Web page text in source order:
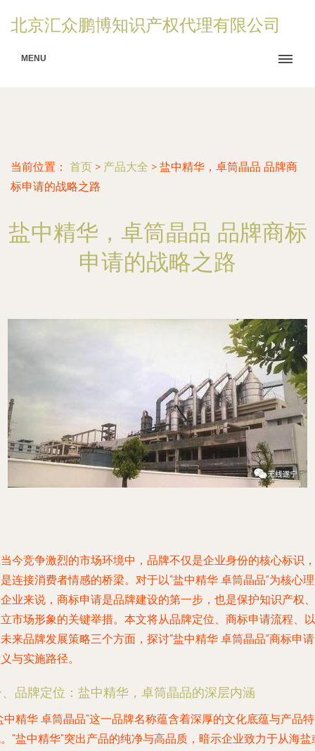
北京汇众鹏博知识产权代理有限公司
MENU
当前位置： 首页 > 产品大全 > 盐中精华，卓筒晶品 品牌商
标申请的战略之路
盐中精华，卓筒晶品 品牌商标
申请的战略之路
今竞争激烈的市场环境中，品牌不仅是企业身份的核心标识，
连接消费者情感的桥梁。对于以“盐中精华 卓筒晶品”为核心
业来说，商标申请是品牌建设的第一步，也是保护知识产权、
市场形象的关键举措。本文将从品牌定位、商标申请流程、以
来品牌发展策略三个方面，探讨“盐中精华 卓筒晶品”商标申
与实施路径。
品牌定位：盐中精华，卓筒晶品的深层内涵
中精华 卓筒晶品"这一品牌名称蕴含着深厚的文化底蕴与产品特
"盐中精华"突出产品的纯净与高品质，暗示企业致力于从海盐